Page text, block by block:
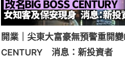
開業｜尖東大富豪無預警重開
CENTURY 消息：新投資者